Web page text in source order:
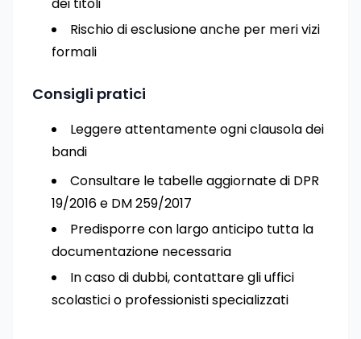
Rischio di esclusione anche per meri vizi
formali
Consigli pratici
Leggere attentamente ogni clausola dei
bandi
Consultare le tabelle aggiornate di DPR
19/2016 e DM 259/2017
Predisporre con largo anticipo tutta la
documentazione necessaria
In caso di dubbi, contattare gli uffici
scolastici o professionisti specializzati